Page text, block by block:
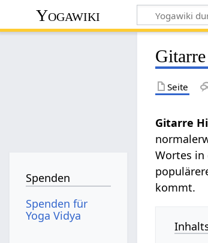
Yogawiki
Seite
Gitarre
Wortes
kommt.
Spenden
Spenden für
Yoga Vidya